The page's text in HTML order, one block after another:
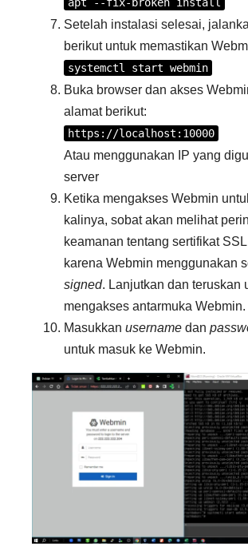
Setelah instalasi selesai,
berikut untuk memastikan
systemctl start webmin
Buka browser dan akses
alamat berikut:
https://localhost:10000
Atau menggunakan IP yang
server
Ketika mengakses Webmin
kalinya, sobat akan melihat
keamanan tentang sertifikat
karena Webmin menggunakan
signed. Lanjutkan dan teruskan
mengakses antarmuka Webmin.
Masukkan username dan
untuk masuk ke Webmin.